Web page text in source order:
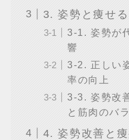
3. 姿勢と痩せ
3-1. 姿勢が
響
3-2. 正しい
率の向上
3-3. 姿勢改
と筋肉のバ
4. 姿勢改善と